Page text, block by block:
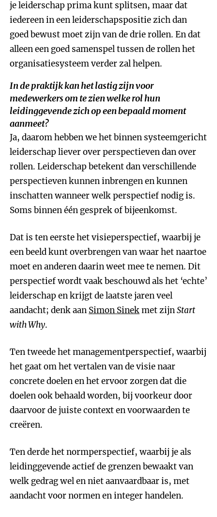
je leiderschap prima kunt splitsen, maar dat
iedereen in een leiderschapspositie zich dan
goed bewust moet zijn van de drie rollen. En dat
alleen een goed samenspel tussen de rollen het
organisatiesysteem verder zal helpen.
In de praktijk kan het lastig zijn voor
medewerkers om te zien welke rol hun
leidinggevende zich op een bepaald moment
aanmeet?
Ja, daarom hebben we het binnen systeemgericht
leiderschap liever over perspectieven dan over
rollen. Leiderschap betekent dan verschillende
perspectieven kunnen inbrengen en kunnen
inschatten wanneer welk perspectief nodig is.
Soms binnen één gesprek of bijeenkomst.
Dat is ten eerste het visieperspectief, waarbij je
een beeld kunt overbrengen van waar het naartoe
moet en anderen daarin weet mee te nemen. Dit
perspectief wordt vaak beschouwd als het ‘echte’
leiderschap en krijgt de laatste jaren veel
aandacht; denk aan Simon Sinekmet zijnStart
with Why.
Ten tweede het managementperspectief, waarbij
het gaat om het vertalen van de visie naar
concrete doelen en het ervoor zorgen dat die
doelen ook behaald worden, bij voorkeur door
daarvoor de juiste context en voorwaarden te
creëren.
Ten derde het normperspectief, waarbij je als
leidinggevende actief de grenzen bewaakt van
welk gedrag wel en niet aanvaardbaar is, met
aandacht voor normen en integer handelen.